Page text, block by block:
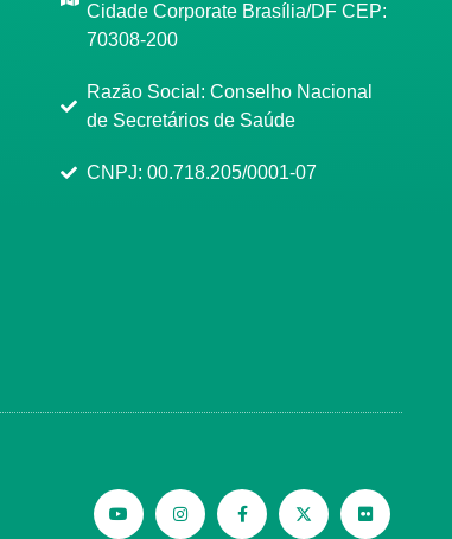
Cidade Corporate Brasília/DF CEP:
70308-200
Razão Social: Conselho Nacional
de Secretários de Saúde
CNPJ: 00.718.205/0001-07